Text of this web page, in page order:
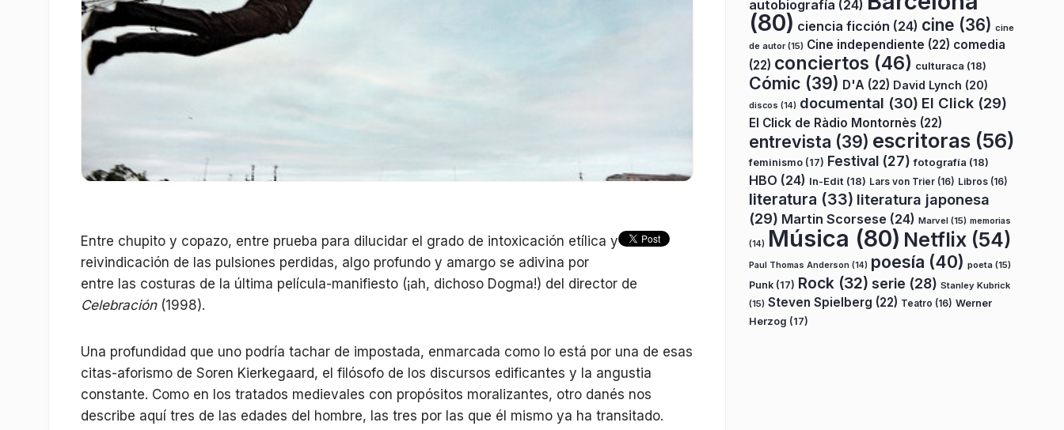
Entre chupito y copazo, entre prueba para dilucidar el grado de intoxicación etílica y
reivindicación de las pulsiones perdidas, algo profundo y amargo se adivina por
entre las costuras de la última película-manifiesto (¡ah, dichoso Dogma!) del director de
Celebración(1998).
Una profundidad que uno podría tachar de impostada, enmarcada como lo está por una de esas
citas-aforismo de Soren Kierkegaard, el filósofo de los discursos edificantes y la angustia
constante. Como en los tratados medievales con propósitos moralizantes, otro danés nos
describe aquí tres de las edades del hombre, las tres por las que él mismo ya ha transitado.
autobiografía (24)
(80) ciencia ficción (24) cine (36) cine
de autor(15) Cine independiente (22) comedia
(22) conciertos (46) culturaca (18)
Cómic (39) D'A (22) David Lynch (20)
discos (14) documental (30) El Click (29)
El Click de Ràdio Montornès (22)
entrevista (39) escritoras (56)
feminismo (17) Festival (27) fotografía (18)
HBO (24) In-Edit (18) Lars von Trier (16) Libros (16)
literatura (33) literatura japonesa
(29) Martin Scorsese (24) Marvel (15) memorias
(14) Música (80) Netflix (54)
Paul Thomas Anderson (14) poesía (40) poeta (15)
Punk (17) Rock (32) serie (28) Stanley Kubrick
(15) Steven Spielberg (22) Teatro (16) Werner
Herzog (17)